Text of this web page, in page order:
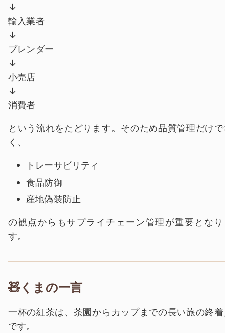
↓
輸入業者
↓
ブレンダー
↓
小売店
↓
消費者
という流れをたどります。そのため品質管理だけ
く、
トレーサビリティ
食品防御
産地偽装防止
の観点からもサプライチェーン管理が重要とな
す。
🧸くまの一言
一杯の紅茶は、茶園からカップまでの長い旅の終
です。